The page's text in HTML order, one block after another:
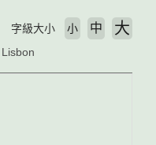
字級大小 小 中 大